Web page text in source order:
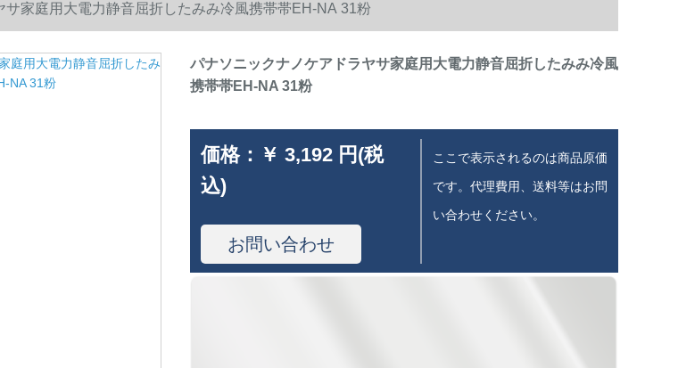
家庭用大電力静音屈折したみみ冷風携帯帯EH-NA 31粉
パナソニックナノケアドラヤサ家庭用大電力静音屈折したみみ冷風
携帯帯EH-NA 31粉
価格： ￥ 3,192 円(税
込)
お問い合わせ
ここで表示されるのは商品原価
です。代理費用、送料等はお問
い合わせください。